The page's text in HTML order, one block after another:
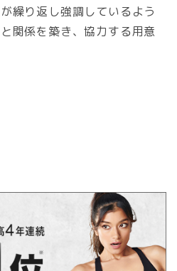
繰り返し強調しているよう
関係を築き、協力する用意